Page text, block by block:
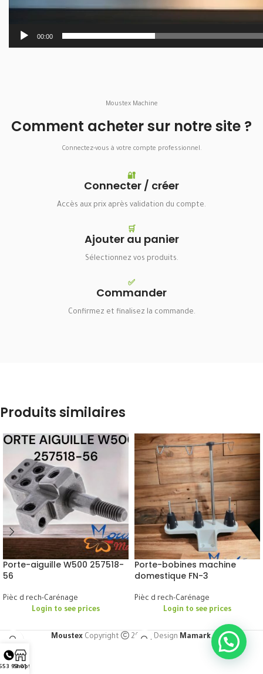
Moustex Machine
Comment acheter sur notre site ?
Connectez-vous à votre compte professionnel.
🔐
Connecter / créer
Accès aux prix après validation du compte.
🛒
Ajouter au panier
Sélectionnez vos produits.
✅
Commander
Confirmez et finalisez la commande.
00:00
Produits similaires
Porte-aiguille W500 257518-
56
Pièc d rech-Carénage
Login to see prices
Porte-bobines machine
domestique FN-3
Pièc d rech-Carénage
Login to see prices
MoustexCopyright 2024 | Design Mamark.
93 01 91
Shop